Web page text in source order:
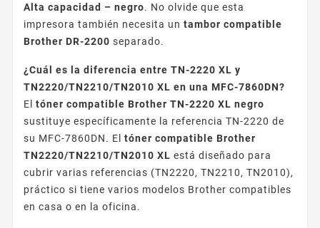
Alta capacidad – negro. No olvide que esta
impresora también necesita un tambor compatible
Brother DR-2200 separado.
¿Cuál es la diferencia entre TN-2220 XL y
TN2220/TN2210/TN2010 XL en una MFC-7860DN?
El tóner compatible Brother TN-2220 XL negro
sustituye específicamente la referencia TN-2220 de
su MFC-7860DN. El tóner compatible Brother
TN2220/TN2210/TN2010 XL está diseñado para
cubrir varias referencias (TN2220, TN2210, TN2010),
práctico si tiene varios modelos Brother compatibles
en casa o en la oficina.